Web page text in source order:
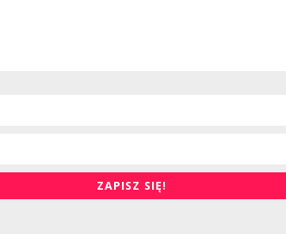
ZAPISZ SIĘ!